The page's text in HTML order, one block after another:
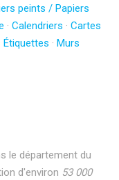
peints / Papiers
· Calendriers · Cartes
Étiquettes · Murs
le département du
d'environ 53 000